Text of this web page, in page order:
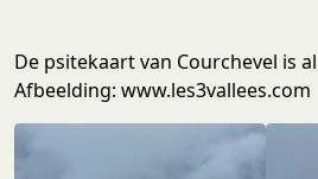
De psitekaart van Courchevel is
Afbeelding: www.les3vallees.com